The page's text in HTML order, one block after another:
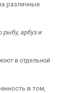
различные
рыбу, арбуз и
в отдельной
в том,